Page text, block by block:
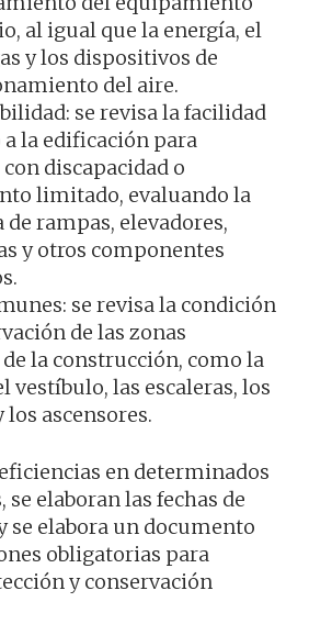
al igual que la energía, el
y los dispositivos de
del aire.
se revisa la facilidad
a la edificación para
discapacidad o
limitado, evaluando la
de rampas, elevadores,
y otros componentes
se revisa la condición
de las zonas
la construcción, como la
vestíbulo, las escaleras, los
ascensores.
en determinados
se elaboran las fechas de
se elabora un documento
obligatorias para
y conservación